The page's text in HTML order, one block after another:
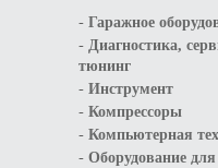
- Гаражное
- Диагностика,
тюнинг
- Инструмент
- Компрессоры
- Компьютерная
- Оборудование